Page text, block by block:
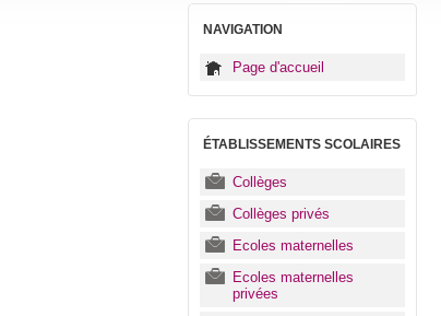
NAVIGATION
Page d'accueil
ÉTABLISSEMENTS SCOLAIRES
Collèges
Collèges privés
Ecoles maternelles
Ecoles maternelles
privées